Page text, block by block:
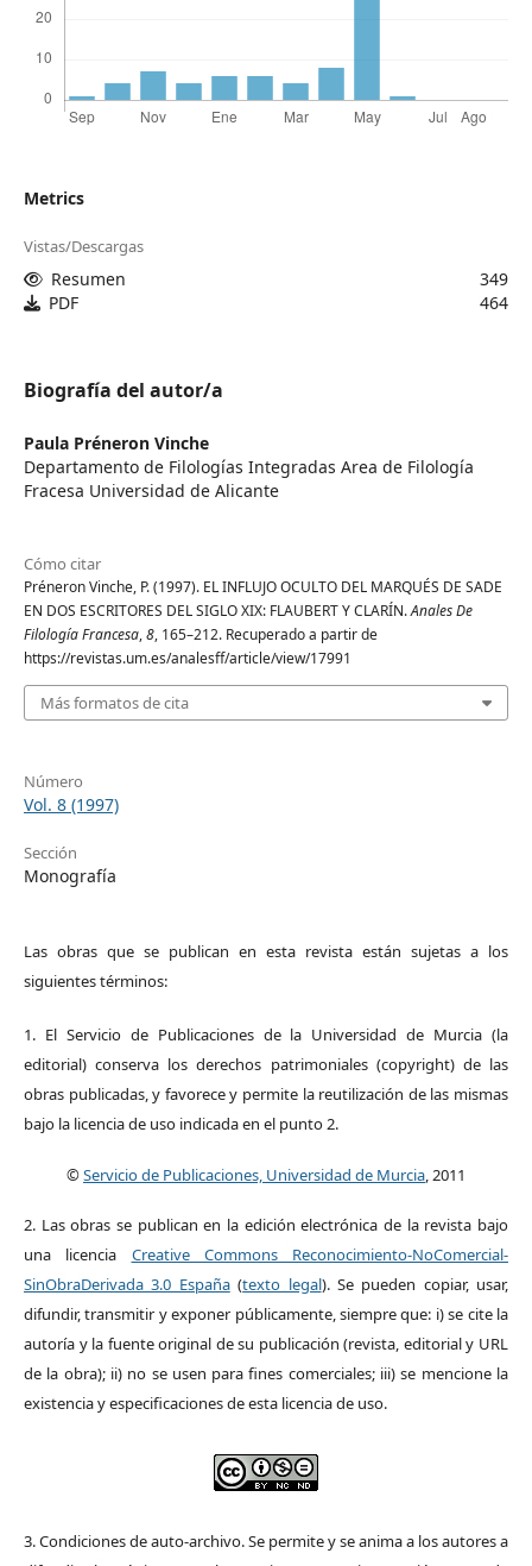
Metrics
Vistas/Descargas
Resumen
349
PDF
464
Biografía del autor/a
Paula Préneron Vinche
Departamento de Filologías Integradas Area de Filología
Fracesa Universidad de Alicante
Cómo citar
Préneron Vinche, P. (1997). EL INFLUJO OCULTO DEL MARQUÉS DE SADE
EN DOS ESCRITORES DEL SIGLO XIX: FLAUBERT Y CLARÍN.Anales De
Filología Francesa,8, 165–212. Recuperado a partir de
https://revistas.um.es/analesff/article/view/17991
Más formatos de cita
Número
Vol. 8 (1997)
Sección
Monografía
Las obras que se publican en esta revista están sujetas a los
siguientes términos:
1. El Servicio de Publicaciones de la Universidad de Murcia (la
editorial) conserva los derechos patrimoniales (copyright) de las
obras publicadas, y favorece y permite la reutilización de las mismas
bajo la licencia de uso indicada en el punto 2.
©Servicio de Publicaciones, Universidad de Murcia, 2011
2. Las obras se publican en la edición electrónica de la revista bajo
una licencia Creative Commons Reconocimiento-NoComercial-
SinObraDerivada 3.0 España(texto legal). Se pueden copiar, usar,
difundir, transmitir y exponer públicamente, siempre que: i) se cite la
autoría y la fuente original de su publicación (revista, editorial y URL
de la obra); ii) no se usen para fines comerciales; iii) se mencione la
existencia y especificaciones de esta licencia de uso.
3. Condiciones de auto-archivo. Se permite y se anima a los autores a